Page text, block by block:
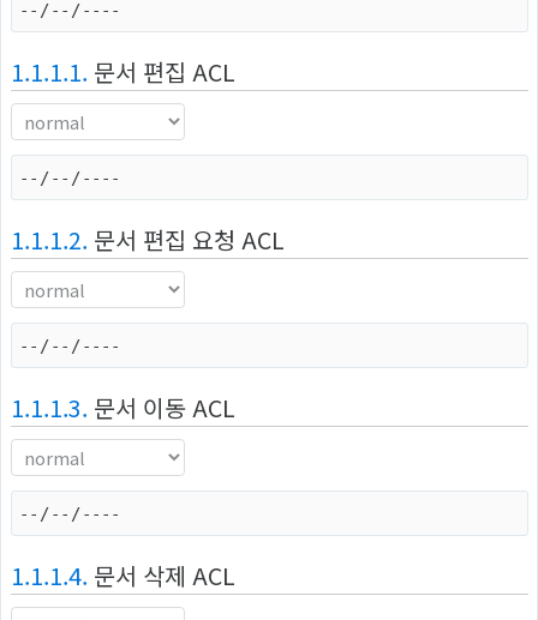
1.1.1.1. 문서 편집 ACL
1.1.1.2. 문서 편집 요청 ACL
1.1.1.3. 문서 이동 ACL
1.1.1.4. 문서 삭제 ACL